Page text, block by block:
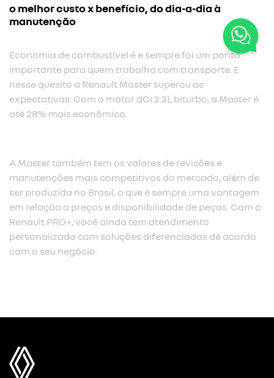
o melhor custo x benefício, do dia-a-dia à
manutenção
Economia de combustível é e sempre foi um ponto
importante para quem trabalha com transporte. E
nesse quesito a Renault Master superou as
expectativas. Com o motor dCi 2.3L biturbo, a Master é
até 28% mais econômica.​
A Master também tem os valores de revisões e
manutenções mais competitivos do mercado, além de
ser produzida no Brasil, o que é sempre uma vantagem
em relação a preços e disponibilidade de peças. Com o
Renault PRO+, você ainda tem atendimento
personalizado com soluções diferenciadas de acordo
com o seu negócio.